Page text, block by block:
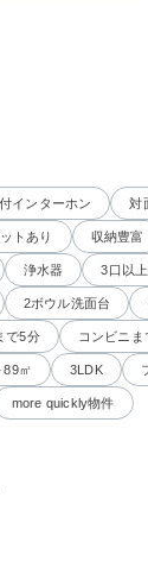
インターホン 対
トあり 収納豊富
浄水器 3口以
2ボウル洗面台
で5分 コンビニま
89㎡ 3LDK
more quickly物件